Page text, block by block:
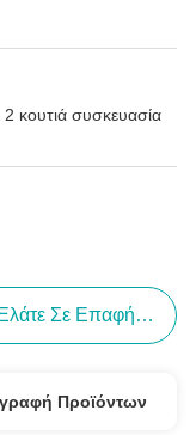
κουτιά συσκευασία
Σε Επαφή Με
Προϊόντων